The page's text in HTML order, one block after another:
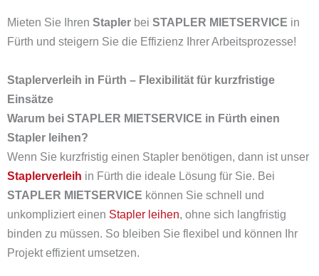
Mieten Sie Ihren Stapler bei STAPLER MIETSERVICE in
Fürth und steigern Sie die Effizienz Ihrer Arbeitsprozesse!
Staplerverleih in Fürth – Flexibilität für kurzfristige
Einsätze
Warum bei STAPLER MIETSERVICE in Fürth einen
Stapler leihen?
Wenn Sie kurzfristig einen Stapler benötigen, dann ist unser
Staplerverleih in Fürth die ideale Lösung für Sie. Bei
STAPLER MIETSERVICE können Sie schnell und
unkompliziert einen Stapler leihen, ohne sich langfristig
binden zu müssen. So bleiben Sie flexibel und können Ihr
Projekt effizient umsetzen.